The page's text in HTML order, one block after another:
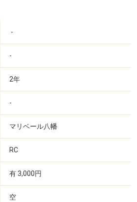
-
-
2年
-
マリベール八幡
RC
有 3,000円
空